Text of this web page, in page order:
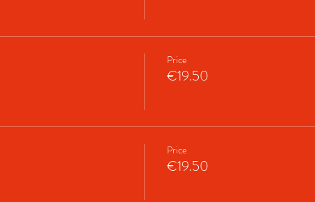
Price
€19.50
Price
€19.50